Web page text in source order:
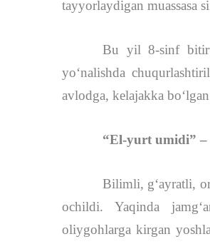
tayyorlaydigan muassasa
Bu yil 8-sinf
yo‘nalishda
avlodga, kelajakka
“El-yurt umidi” –
Bilimli, g‘ayratli,
ochildi. Yaqinda
oliygohlarga kirgan